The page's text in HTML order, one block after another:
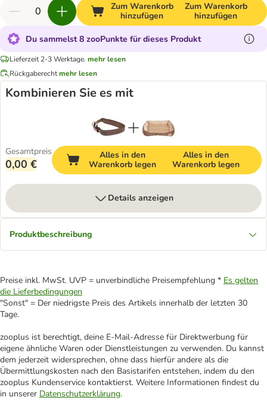
Zum Warenkorb
hinzufügen
Zum Warenkorb
hinzufügen
Du sammelst 8 zooPunkte für dieses Produkt
Lieferzeit 2-3 Werktage. mehr lesen
Rückgaberechtmehr lesen
Kombinieren Sie es mit
Gesamtpreis
0,00 €
Alles in den
Warenkorb legen
Alles in den
Warenkorb legen
Details anzeigen
Produktbeschreibung
Preise inkl. MwSt. UVP = unverbindliche Preisempfehlung * Es gelten
die Lieferbedingungen
"Sonst" = Der niedrigste Preis des Artikels innerhalb der letzten 30
Tage.
zooplus ist berechtigt, deine E-Mail-Adresse für Direktwerbung für
eigene ähnliche Waren oder Dienstleistungen zu verwenden. Du kannst
dem jederzeit widersprechen, ohne dass hierfür andere als die
Übermittlungskosten nach den Basistarifen entstehen, indem du den
zooplus Kundenservice kontaktierst. Weitere Informationen findest du
in unserer Datenschutzerklärung.